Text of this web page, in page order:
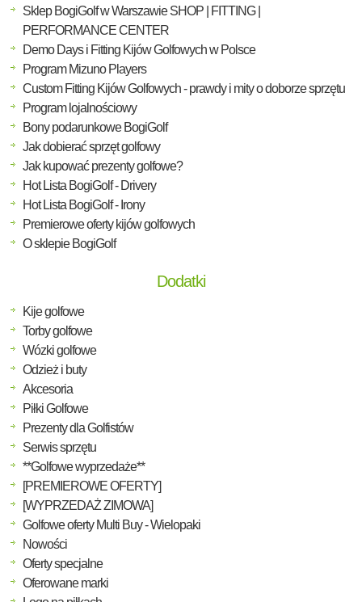
Sklep BogiGolf w Warszawie SHOP | FITTING |
PERFORMANCE CENTER
Demo Days i Fitting Kijów Golfowych w Polsce
Program Mizuno Players
Custom Fitting Kijów Golfowych - prawdy i mity o doborze sprzętu
Program lojalnościowy
Bony podarunkowe BogiGolf
Jak dobierać sprzęt golfowy
Jak kupować prezenty golfowe?
Hot Lista BogiGolf - Drivery
Hot Lista BogiGolf - Irony
Premierowe oferty kijów golfowych
O sklepie BogiGolf
Dodatki
Kije golfowe
Torby golfowe
Wózki golfowe
Odzież i buty
Akcesoria
Piłki Golfowe
Prezenty dla Golfistów
Serwis sprzętu
**Golfowe wyprzedaże**
[PREMIEROWE OFERTY]
[WYPRZEDAŻ ZIMOWA]
Golfowe oferty Multi Buy - Wielopaki
Nowości
Oferty specjalne
Oferowane marki